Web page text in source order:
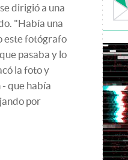
dirigió a una
"Había una
este fotógrafo
pasaba y lo
la foto y
que había
por